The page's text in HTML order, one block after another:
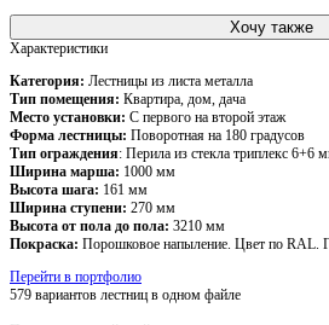
Хочу также
Характеристики
Категория: Лестницы из листа металла
Тип помещения: Квартира, дом, дача
Место установки: С первого на второй этаж
Форма лестницы: Поворотная на 180 градусов
Тип ограждения: Перила из стекла триплекс 6+6
Ширина марша: 1000 мм
Высота шага: 161 мм
Ширина ступени: 270 мм
Высота от пола до пола: 3210 мм
Покраска: Порошковое напыление. Цвет по RAL.
Перейти в портфолио
579 вариантов лестниц в одном файле